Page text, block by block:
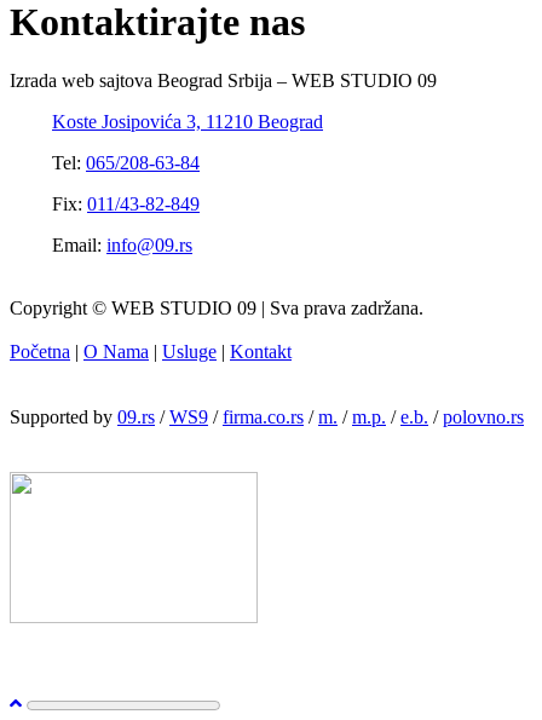
Kontaktirajte nas
Izrada web sajtova Beograd Srbija – WEB STUDIO 09
Koste Josipovića 3, 11210 Beograd
Tel: 065/208-63-84
Fix: 011/43-82-849
Email: info@09.rs
Copyright © WEB STUDIO 09 | Sva prava zadržana.
Početna | O Nama | Usluge | Kontakt
Supported by 09.rs /WS9 /firma.co.rs /m. /m.p. /e.b. /polovno.rs